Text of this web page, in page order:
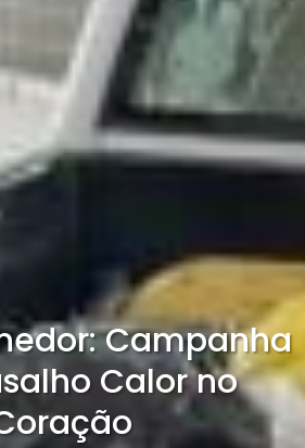
Campanha
Calor no